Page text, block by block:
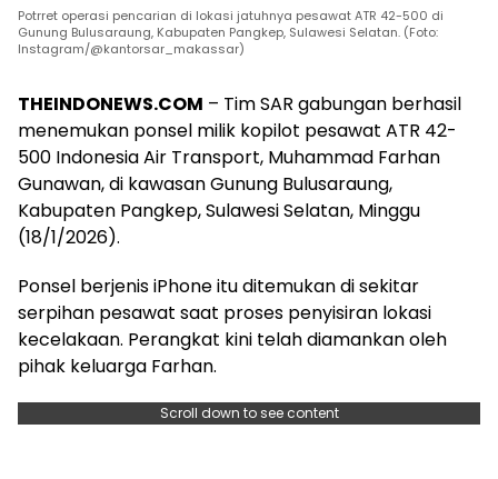
Potrret operasi pencarian di lokasi jatuhnya pesawat ATR 42-500 di
Gunung Bulusaraung, Kabupaten Pangkep, Sulawesi Selatan. (Foto:
Instagram/@kantorsar_makassar)
THEINDONEWS.COM – Tim SAR gabungan berhasil
menemukan ponsel milik kopilot pesawat ATR 42-
500 Indonesia Air Transport, Muhammad Farhan
Gunawan, di kawasan Gunung Bulusaraung,
Kabupaten Pangkep, Sulawesi Selatan, Minggu
(18/1/2026).
Ponsel berjenis iPhone itu ditemukan di sekitar
serpihan pesawat saat proses penyisiran lokasi
kecelakaan. Perangkat kini telah diamankan oleh
pihak keluarga Farhan.
Scroll down to see content